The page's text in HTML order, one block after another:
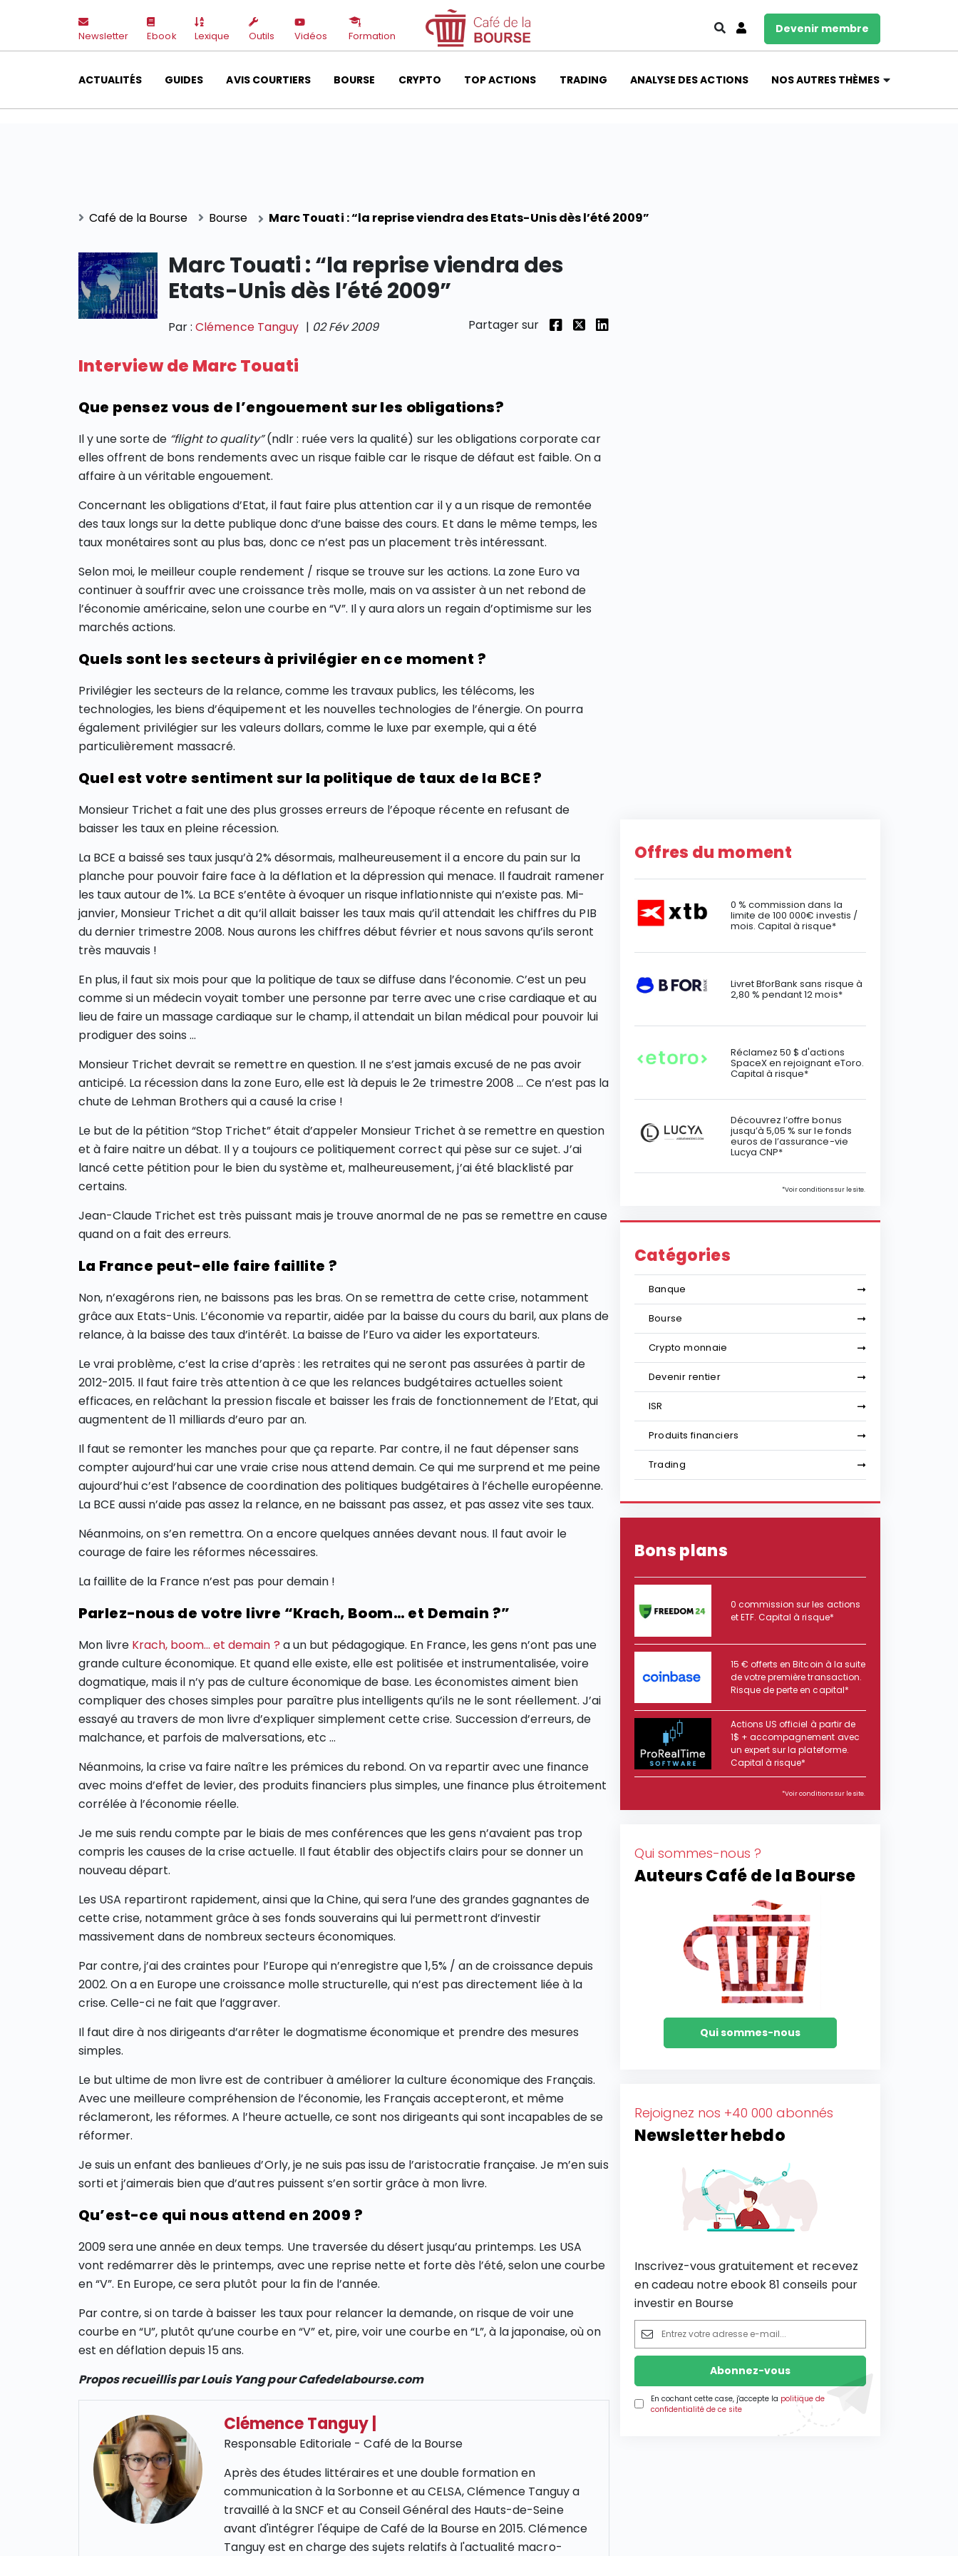
Newsletter Ebook Lexique Outils Vidéos Formation
Devenir membre
ACTUALITÉS GUIDES AVIS COURTIERS BOURSE CRYPTO TOP ACTIONS TRADING ANALYSE DES ACTIONS NOS AUTRES THÈMES
Café de la Bourse Bourse Marc Touati : “la reprise viendra des Etats-Unis dès l’été 2009”
Marc Touati : “la reprise viendra des
Etats-Unis dès l’été 2009”
Par :Clémence Tanguy | 02 Fév 2009 Partager sur
Interview de Marc Touati
Que pensez vous de l’engouement sur les obligations?
Il y une sorte de “flight to quality”(ndlr : ruée vers la qualité) sur les obligations corporate car
elles offrent de bons rendements avec un risque faible car le risque de défaut est faible. On a
affaire à un véritable engouement.
Concernant les obligations d’Etat, il faut faire plus attention car il y a un risque de remontée
des taux longs sur la dette publique donc d’une baisse des cours. Et dans le même temps, les
taux monétaires sont au plus bas, donc ce n’est pas un placement très intéressant.
Selon moi, le meilleur couple rendement / risque se trouve sur les actions. La zone Euro va
continuer à souffrir avec une croissance très molle, mais on va assister à un net rebond de
l’économie américaine, selon une courbe en “V”. Il y aura alors un regain d’optimisme sur les
marchés actions.
Quels sont les secteurs à privilégier en ce moment ?
Privilégier les secteurs de la relance, comme les travaux publics, les télécoms, les
technologies, les biens d’équipement et les nouvelles technologies de l’énergie. On pourra
également privilégier sur les valeurs dollars, comme le luxe par exemple, qui a été
particulièrement massacré.
Quel est votre sentiment sur la politique de taux de la BCE ?
Monsieur Trichet a fait une des plus grosses erreurs de l’époque récente en refusant de
baisser les taux en pleine récession.
La BCE a baissé ses taux jusqu’à 2% désormais, malheureusement il a encore du pain sur la
planche pour pouvoir faire face à la déflation et la dépression qui menace. Il faudrait ramener
les taux autour de 1%. La BCE s’entête à évoquer un risque inflationniste qui n’existe pas. Mi-
janvier, Monsieur Trichet a dit qu’il allait baisser les taux mais qu’il attendait les chiffres du PIB
du dernier trimestre 2008. Nous aurons les chiffres début février et nous savons qu’ils seront
très mauvais !
En plus, il faut six mois pour que la politique de taux se diffuse dans l’économie. C’est un peu
comme si un médecin voyait tomber une personne par terre avec une crise cardiaque et au
lieu de faire un massage cardiaque sur le champ, il attendait un bilan médical pour pouvoir lui
prodiguer des soins …
Monsieur Trichet devrait se remettre en question. Il ne s’est jamais excusé de ne pas avoir
anticipé. La récession dans la zone Euro, elle est là depuis le 2e trimestre 2008 … Ce n’est pas la
chute de Lehman Brothers qui a causé la crise !
Le but de la pétition “Stop Trichet” était d’appeler Monsieur Trichet à se remettre en question
et à faire naitre un débat. Il y a toujours ce politiquement correct qui pèse sur ce sujet. J’ai
lancé cette pétition pour le bien du système et, malheureusement, j’ai été blacklisté par
certains.
Jean-Claude Trichet est très puissant mais je trouve anormal de ne pas se remettre en cause
quand on a fait des erreurs.
La France peut-elle faire faillite ?
Non, n’exagérons rien, ne baissons pas les bras. On se remettra de cette crise, notamment
grâce aux Etats-Unis. L’économie va repartir, aidée par la baisse du cours du baril, aux plans de
relance, à la baisse des taux d’intérêt. La baisse de l’Euro va aider les exportateurs.
Le vrai problème, c’est la crise d’après : les retraites qui ne seront pas assurées à partir de
2012-2015. Il faut faire très attention à ce que les relances budgétaires actuelles soient
efficaces, en relâchant la pression fiscale et baisser les frais de fonctionnement de l’Etat, qui
augmentent de 11 milliards d’euro par an.
Il faut se remonter les manches pour que ça reparte. Par contre, il ne faut dépenser sans
compter aujourd’hui car une vraie crise nous attend demain. Ce qui me surprend et me peine
aujourd’hui c’est l’absence de coordination des politiques budgétaires à l’échelle européenne.
La BCE aussi n’aide pas assez la relance, en ne baissant pas assez, et pas assez vite ses taux.
Néanmoins, on s’en remettra. On a encore quelques années devant nous. Il faut avoir le
courage de faire les réformes nécessaires.
La faillite de la France n’est pas pour demain !
Parlez-nous de votre livre “Krach, Boom… et Demain ?”
Mon livre Krach, boom… et demain ? a un but pédagogique. En France, les gens n’ont pas une
grande culture économique. Et quand elle existe, elle est politisée et instrumentalisée, voire
dogmatique, mais il n’y pas de culture économique de base. Les économistes aiment bien
compliquer des choses simples pour paraître plus intelligents qu’ils ne le sont réellement. J’ai
essayé au travers de mon livre d’expliquer simplement cette crise. Succession d’erreurs, de
malchance, et parfois de malversations, etc …
Néanmoins, la crise va faire naître les prémices du rebond. On va repartir avec une finance
avec moins d’effet de levier, des produits financiers plus simples, une finance plus étroitement
corrélée à l’économie réelle.
Je me suis rendu compte par le biais de mes conférences que les gens n’avaient pas trop
compris les causes de la crise actuelle. Il faut établir des objectifs clairs pour se donner un
nouveau départ.
Les USA repartiront rapidement, ainsi que la Chine, qui sera l’une des grandes gagnantes de
cette crise, notamment grâce à ses fonds souverains qui lui permettront d’investir
massivement dans de nombreux secteurs économiques.
Par contre, j’ai des craintes pour l’Europe qui n’enregistre que 1,5% / an de croissance depuis
2002. On a en Europe une croissance molle structurelle, qui n’est pas directement liée à la
crise. Celle-ci ne fait que l’aggraver.
Il faut dire à nos dirigeants d’arrêter le dogmatisme économique et prendre des mesures
simples.
Le but ultime de mon livre est de contribuer à améliorer la culture économique des Français.
Avec une meilleure compréhension de l’économie, les Français accepteront, et même
réclameront, les réformes. A l’heure actuelle, ce sont nos dirigeants qui sont incapables de se
réformer.
Je suis un enfant des banlieues d’Orly, je ne suis pas issu de l’aristocratie française. Je m’en suis
sorti et j’aimerais bien que d’autres puissent s’en sortir grâce à mon livre.
Qu’est-ce qui nous attend en 2009 ?
2009 sera une année en deux temps. Une traversée du désert jusqu’au printemps. Les USA
vont redémarrer dès le printemps, avec une reprise nette et forte dès l’été, selon une courbe
en “V”. En Europe, ce sera plutôt pour la fin de l’année.
Par contre, si on tarde à baisser les taux pour relancer la demande, on risque de voir une
courbe en “U”, plutôt qu’une courbe en “V” et, pire, voir une courbe en “L”, à la japonaise, où on
est en déflation depuis 15 ans.
Propos recueillis par Louis Yang pour Cafedelabourse.com
Clémence Tanguy
Responsable Editoriale - Café de la Bourse
Après des études littéraires et une double formation en
communication à la Sorbonne et au CELSA, Clémence Tanguy a
travaillé à la SNCF et au Conseil Général des Hauts-de-Seine
avant d'intégrer l'équipe de Café de la Bourse en 2015. Clémence
Tanguy est en charge des sujets relatifs à l'actualité macro-
Offres du moment
0 % commission dans la
limite de 100 000€ investis /
mois. Capital à risque*
Livret BforBank sans risque à
2,80 % pendant 12 mois*
Réclamez 50 $ d'actions
SpaceX en rejoignant eToro.
Capital à risque*
Découvrez l’offre bonus
jusqu’à 5,05 % sur le fonds
euros de l’assurance-vie
Lucya CNP*
*Voir conditions sur le site.
Catégories
Banque
Bourse
Crypto monnaie
Devenir rentier
ISR
Produits financiers
Trading
Bons plans
0 commission sur les actions
et ETF. Capital à risque*
15 € offerts en Bitcoin à la suite
de votre première transaction.
Risque de perte en capital*
Actions US officiel à partir de
1$ + accompagnement avec
un expert sur la plateforme.
Capital à risque*
*Voir conditions sur le site.
Qui sommes-nous ?
Auteurs Café de la Bourse
Qui sommes-nous
Rejoignez nos +40 000 abonnés
Newsletter hebdo
Inscrivez-vous gratuitement et recevez
en cadeau notre ebook 81 conseils pour
investir en Bourse
En cochant cette case, j'accepte la politique de
confidentialité de ce site